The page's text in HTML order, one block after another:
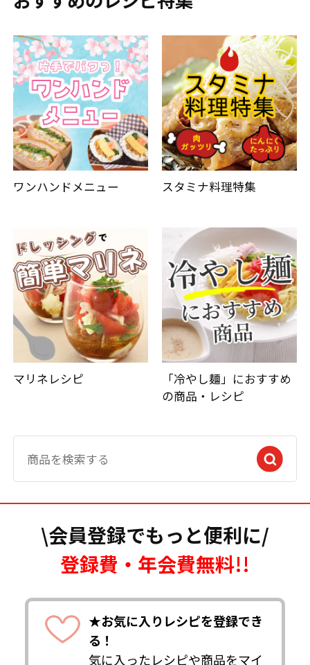
ワンハンドメニュー スタミナ料理特集
マリネレシピ
「冷やし麺」におすすめ
の商品・レシピ
\会員登録でもっと便利に/
登録費・年会費無料!!
★お気に入りレシピを登録でき
る！
気に入ったレシピや商品をマイ